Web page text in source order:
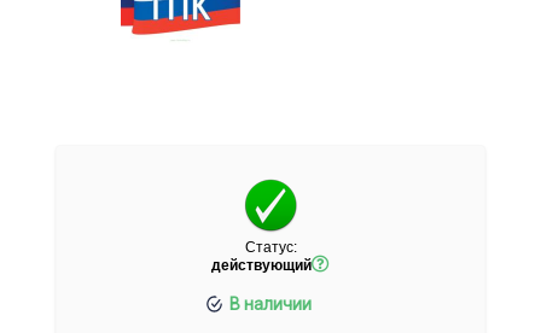
Статус:
действующий
В наличии